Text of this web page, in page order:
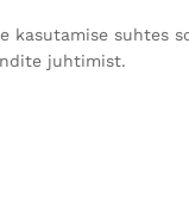
kasutamise suhtes
juhtimist.